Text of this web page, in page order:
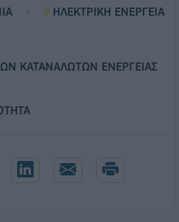
ΗΛΕΚΤΡΙΚΗ ΕΝΕΡΓΕΙΑ
ΚΑΤΑΝΑΛΩΤΩΝ ΕΝΕΡΓΕΙΑΣ